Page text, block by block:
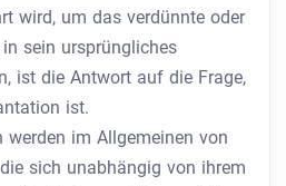
wird, um das verdünnte oder
sein ursprüngliches
ist die Antwort auf die Frage,
ist.
werden im Allgemeinen von
sich unabhängig von ihrem